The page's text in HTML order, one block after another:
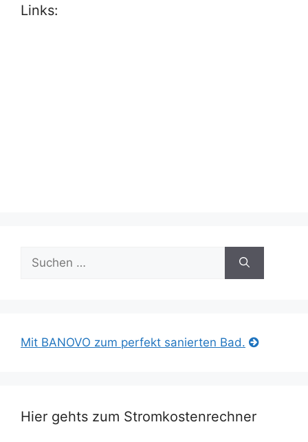
Links:
nach:
Mit BANOVO zum perfekt sanierten Bad.
Hier gehts zum Stromkostenrechner